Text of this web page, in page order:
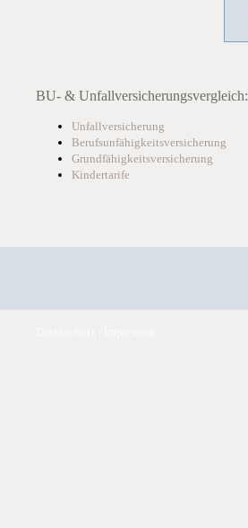
BU- & Unfallversicherungsvergleich:
Unfallversicherung
Berufsunfähigkeitsversicherung
Grundfähigkeitsversicherung
Kindertarife